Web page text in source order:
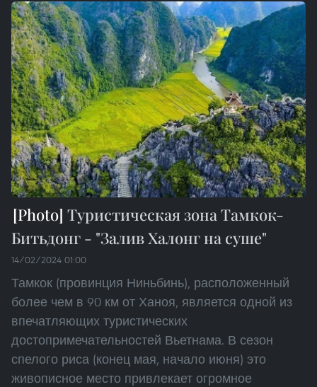
Туристическая зона Тамкок-
Битьдонг - "Залив Халонг на суше"
14/02/2024 01:00
Тамкок (провинция Ниньбинь), расположенный
более чем в 90 км от Ханоя, является одной из
впечатляющих туристических
достопримечательностей Вьетнама. В сезон
спелого риса (конец мая, начало июня) это
живописное место привлекает огромное